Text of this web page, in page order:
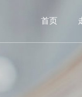
首页